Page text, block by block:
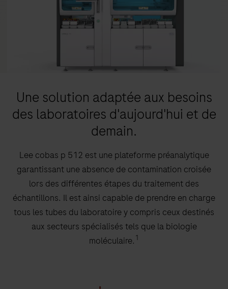
Une solution adaptée aux besoins
des laboratoires d'aujourd'hui et de
demain.
Lee cobas p 512 est une plateforme préanalytique
garantissant une absence de contamination croisée
lors des différentes étapes du traitement des
échantillons. Il est ainsi capable de prendre en charge
tous les tubes du laboratoire y compris ceux destinés
aux secteurs spécialisés tels que la biologie
moléculaire. 1